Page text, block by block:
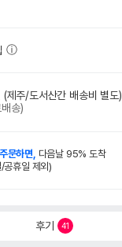
(제주/도서산간 배송비 별도)
송)
문하면, 다음날 95% 도착
공휴일 제외)
후기 41